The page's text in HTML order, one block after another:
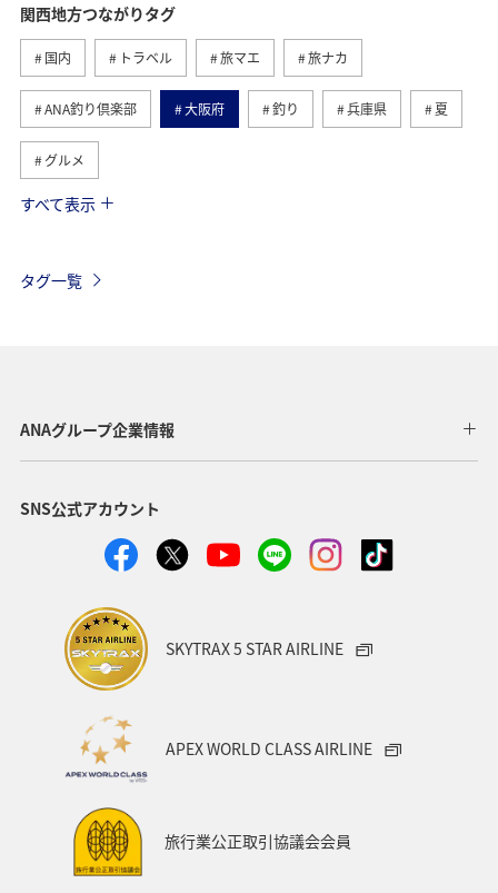
関西地方つながりタグ
国内 トラベル 旅マエ 旅ナカ
ANA釣り倶楽部 大阪府 釣り 兵庫県 夏
グルメ
京都府
神戸 冬 自然・植物 ホテル
ANAグルメマイル
静岡県 沖縄 島根県 夜景
女子旅 北陸地方
アオリイカ
すべて表示
タグ一覧
ANAグループ企業情報
SNS公式アカウント
SKYTRAX 5 STAR AIRLINE
APEX WORLD CLASS AIRLINE
旅行業公正取引協議会会員